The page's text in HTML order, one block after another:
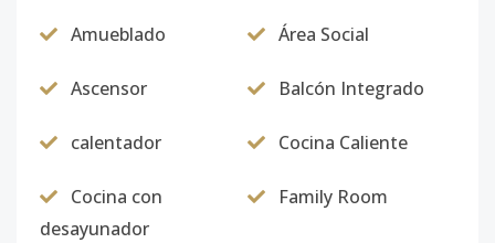
Amueblado Área Social
Ascensor Balcón Integrado
calentador Cocina Caliente
Cocina con
desayunador
Family Room